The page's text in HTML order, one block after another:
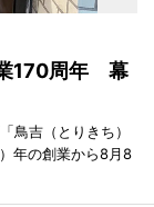
170周年 幕
鳥吉（とりきち）
年の創業から8月8